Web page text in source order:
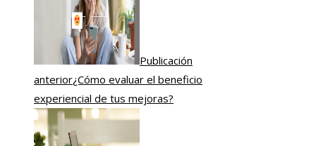
Publicación
anterior¿Cómo evaluar el beneficio
experiencial de tus mejoras?